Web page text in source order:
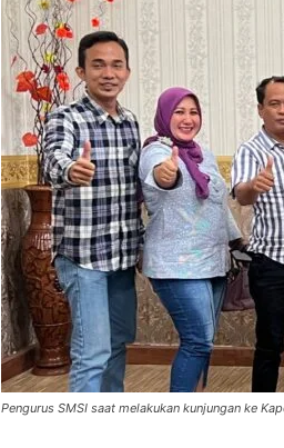
Pengurus SMSI saat melakukan kunjungan ke